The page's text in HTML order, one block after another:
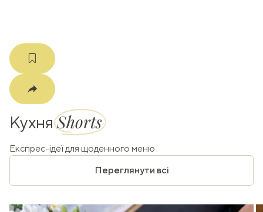
КухняShorts
Експрес-ідеї для щоденного меню
Переглянути всі